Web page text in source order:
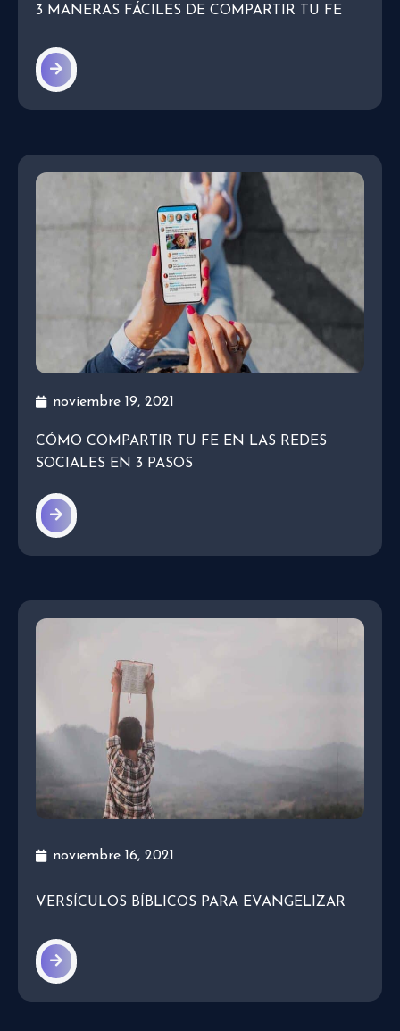
3 MANERAS FÁCILES DE COMPARTIR TU FE
noviembre 19, 2021
CÓMO COMPARTIR TU FE EN LAS REDES
SOCIALES EN 3 PASOS
noviembre 16, 2021
VERSÍCULOS BÍBLICOS PARA EVANGELIZAR